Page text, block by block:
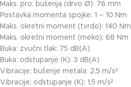
Maks. pro. bušenja (drvo Ø): 76 mm
Postavka momenta spojke: 1 – 10 Nm
Maks. okretni moment (tvrdo): 140 Nm
Maks. okretni moment (meko): 68 Nm
Buka: zvučni tlak: 75 dB(A)
Buka: odstupanje (K): 3 dB(A)
Vibracije: bušenje metala: 2,5 m/s²
Vibracije: odstupanje (K): 1,5 m/s²